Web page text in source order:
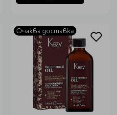
Очаква доставка